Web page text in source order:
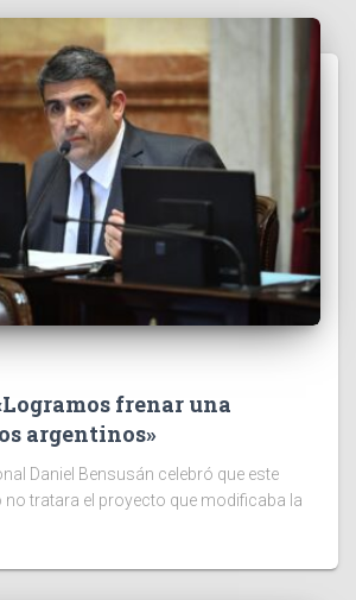
frenar una
argentinos»
Daniel Bensusán celebró que este
no tratara el proyecto que modificaba la